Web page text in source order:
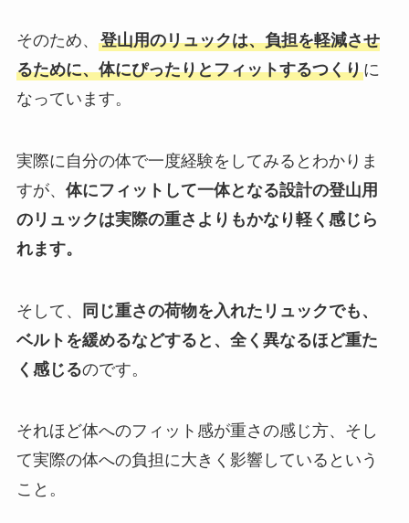
そのため、 登山用のリュックは、負担を軽減させ
るために、体にぴったりとフィットするつくりに
なっています。
実際に自分の体で一度経験をしてみるとわかりま
すが、 体にフィットして一体となる設計の登山用
のリュックは実際の重さよりもかなり軽く感じら
れます。
そして、
同じ重さの荷物を入れたリュックでも、
ベルトを緩めるなどすると、全く異なるほど重た
く感じるのです。
それほど体へのフィット感が重さの感じ方、そし
て実際の体への負担に大きく影響しているという
こと。